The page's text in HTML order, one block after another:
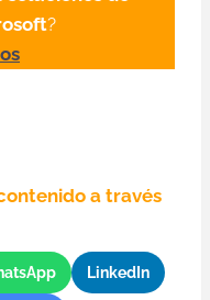
?
a través
LinkedIn